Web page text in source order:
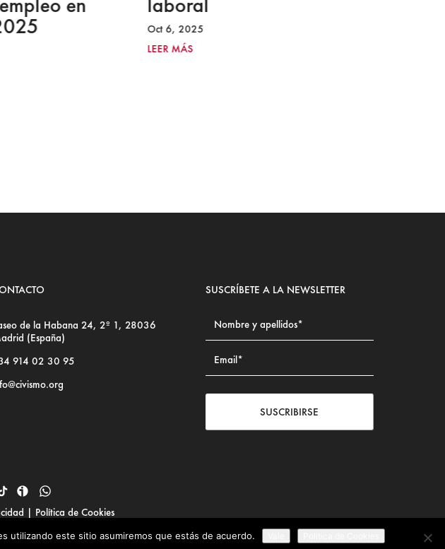
Oct 6, 2025
LEER MÁS
de la Habana 24, 2º 1, 28036
(España)
914 02 30 95
SUSCRÍBETE A LA NEWSLETTER
SUSCRIBIRSE
| Política de Cookies
2025
utilizando este sitio asumiremos que estás de acuerdo.